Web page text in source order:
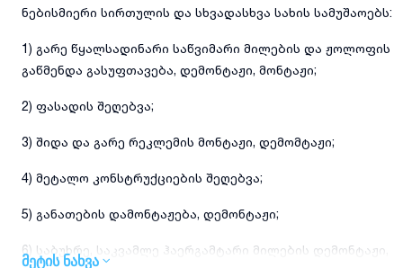
ნებისმიერი სირთულის და სხვადასხვა სახის სამუშაოებს:
1) გარე წყალსადინარი საწვიმარი მილების და ჟოლოფის
გაწმენდა გასუფთავება, დემონტაჟი, მონტაჟი;
2) ფასადის შეღებვა;
3) შიდა და გარე რეკლემის მონტაჟი, დემომტაჟი;
4) მეტალო კონსტრუქციების შეღებვა;
5) განათების დამონტაჟება, დემონტაჟი;
6) საბუხრე, საკვამლე ჰაერგამტარი მილების დემონტაჟი,
მეტის ნახვა